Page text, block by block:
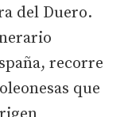
del Duero.
recorre
que